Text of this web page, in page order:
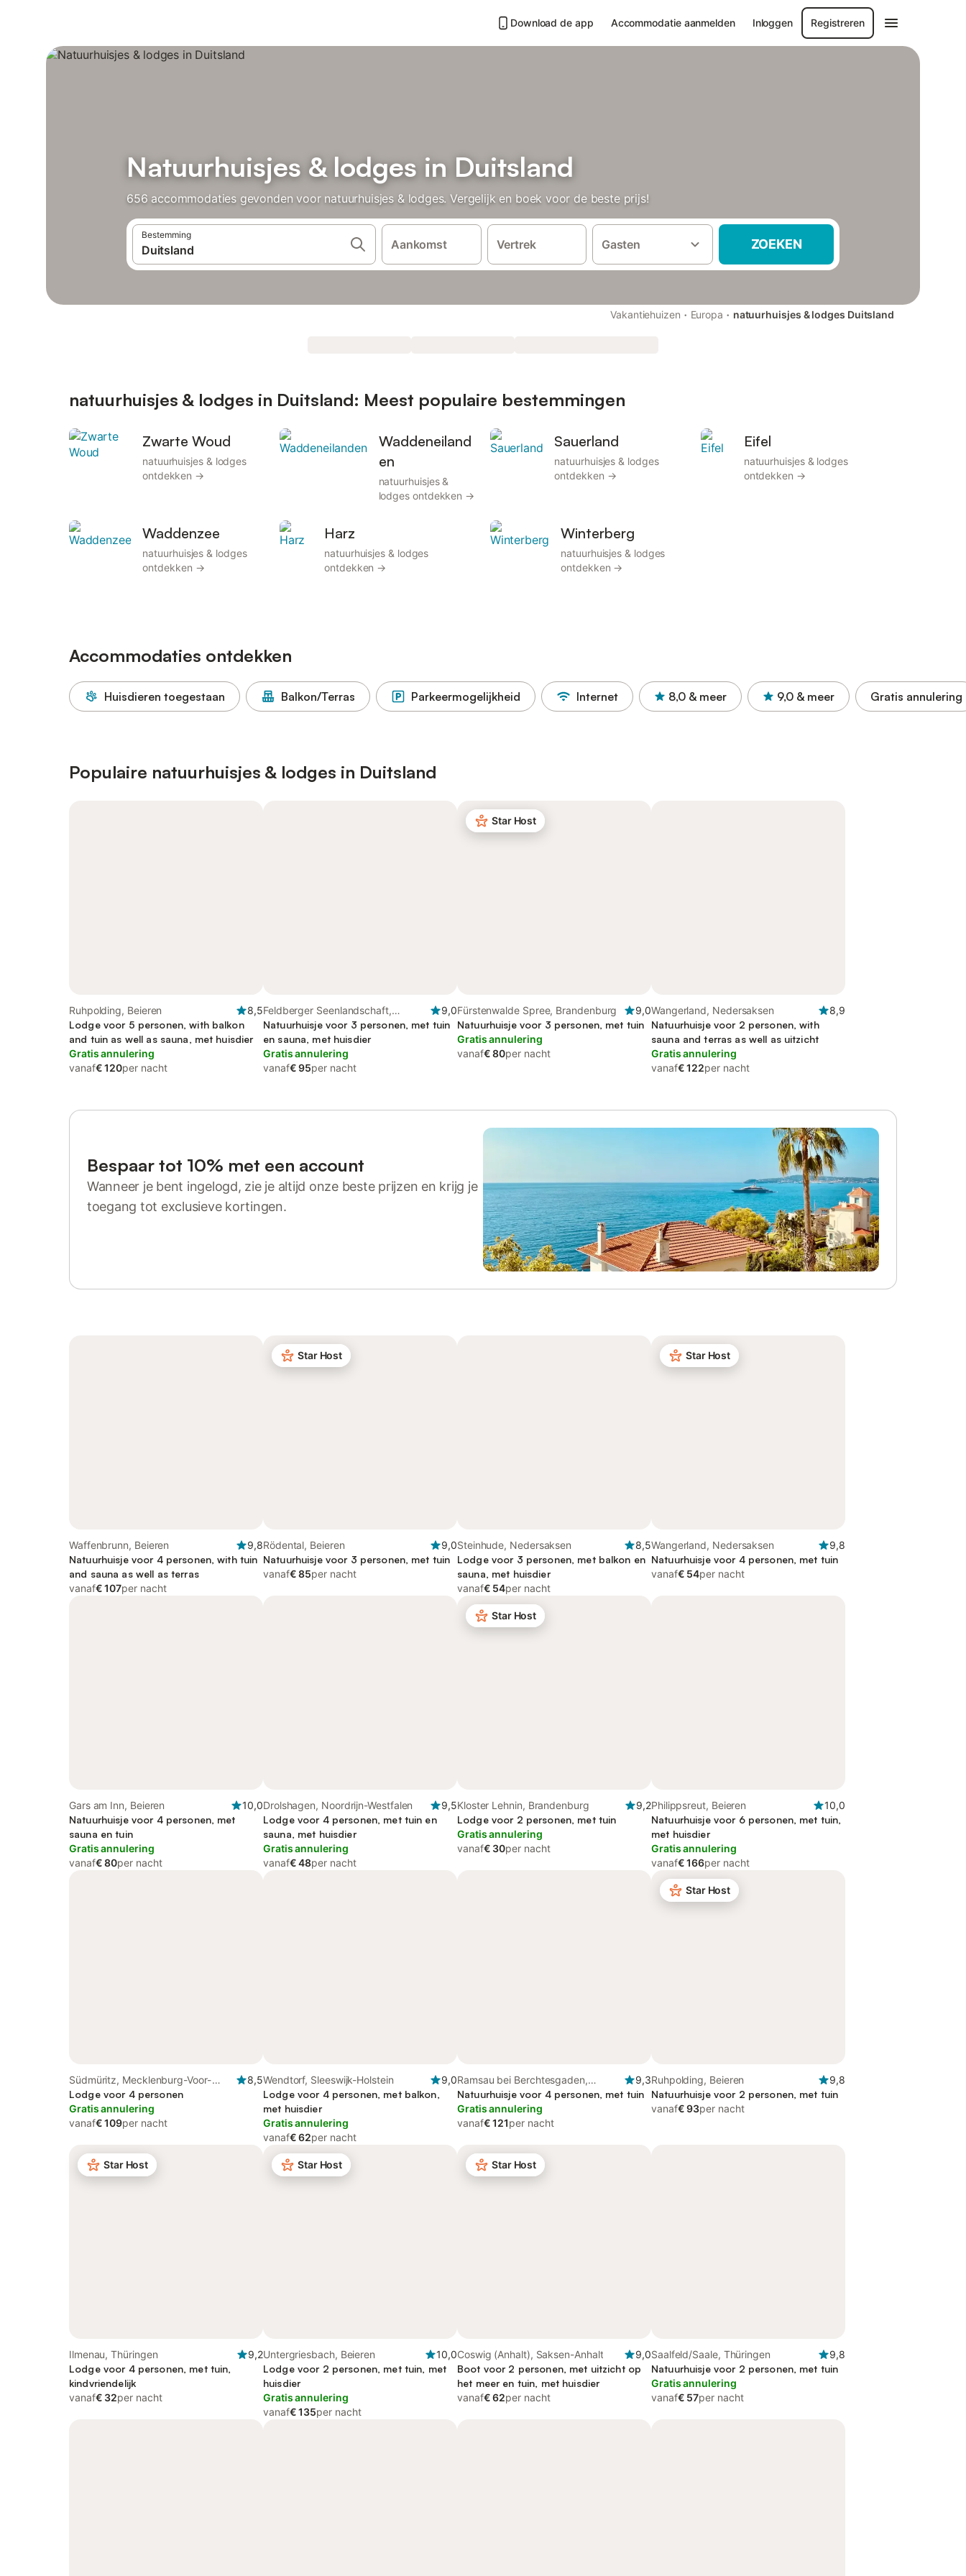
Download de app Accommodatie aanmelden Inloggen Registreren
Natuurhuisjes & lodges in Duitsland
656 accommodaties gevonden voor natuurhuisjes & lodges. Vergelijk en boek voor de beste prijs!
Bestemming
Aankomst Vertrek Gasten ZOEKEN
Vakantiehuizen · Europa · natuurhuisjes & lodges Duitsland
natuurhuisjes & lodges in Duitsland: Meest populaire bestemmingen
Zwarte Woud
natuurhuisjes & lodges
ontdekken →
Waddeneiland
en
natuurhuisjes &
lodges ontdekken →
Sauerland
natuurhuisjes & lodges
ontdekken →
Eifel
natuurhuisjes & lodges
ontdekken →
Waddenzee
natuurhuisjes & lodges
ontdekken →
Harz
natuurhuisjes & lodges
ontdekken →
Winterberg
natuurhuisjes & lodges
ontdekken →
Accommodaties ontdekken
Huisdieren toegestaan Balkon/Terras Parkeermogelijkheid Internet 8,0 & meer 9,0 & meer Gratis annulering
Populaire natuurhuisjes & lodges in Duitsland
Ruhpolding, Beieren
8,5
Lodge voor 5 personen, with balkon
and tuin as well as sauna, met huisdier
Gratis annulering
vanaf€ 120per nacht
Feldberger Seenlandschaft,
Mecklenburg-Voor-Pommeren
9,0
Natuurhuisje voor 3 personen, met tuin
en sauna, met huisdier
Gratis annulering
vanaf€ 95per nacht
Star Host
Fürstenwalde Spree, Brandenburg
9,0
Natuurhuisje voor 3 personen, met tuin
Gratis annulering
vanaf€ 80per nacht
Wangerland, Nedersaksen
8,9
Natuurhuisje voor 2 personen, with
sauna and terras as well as uitzicht
Gratis annulering
vanaf€ 122per nacht
Bespaar tot 10% met een account
Wanneer je bent ingelogd, zie je altijd onze beste prijzen en krijg je
toegang tot exclusieve kortingen.
Waffenbrunn, Beieren
9,8
Natuurhuisje voor 4 personen, with tuin
and sauna as well as terras
vanaf€ 107per nacht
Star Host
Rödental, Beieren
9,0
Natuurhuisje voor 3 personen, met tuin
vanaf€ 85per nacht
Steinhude, Nedersaksen
8,5
Lodge voor 3 personen, met balkon en
sauna, met huisdier
vanaf€ 54per nacht
Star Host
Wangerland, Nedersaksen
9,8
Natuurhuisje voor 4 personen, met tuin
vanaf€ 54per nacht
Gars am Inn, Beieren
10,0
Natuurhuisje voor 4 personen, met
sauna en tuin
Gratis annulering
vanaf€ 80per nacht
Drolshagen, Noordrijn-Westfalen
9,5
Lodge voor 4 personen, met tuin en
sauna, met huisdier
Gratis annulering
vanaf€ 48per nacht
Star Host
Kloster Lehnin, Brandenburg
9,2
Lodge voor 2 personen, met tuin
Gratis annulering
vanaf€ 30per nacht
Philippsreut, Beieren
10,0
Natuurhuisje voor 6 personen, met tuin,
met huisdier
Gratis annulering
vanaf€ 166per nacht
Südmüritz, Mecklenburg-Voor-
Pommeren
8,5
Lodge voor 4 personen
Gratis annulering
vanaf€ 109per nacht
Wendtorf, Sleeswijk-Holstein
9,0
Lodge voor 4 personen, met balkon,
met huisdier
Gratis annulering
vanaf€ 62per nacht
Ramsau bei Berchtesgaden,
Beieren
9,3
Natuurhuisje voor 4 personen, met tuin
Gratis annulering
vanaf€ 121per nacht
Star Host
Ruhpolding, Beieren
9,8
Natuurhuisje voor 2 personen, met tuin
vanaf€ 93per nacht
Star Host
Ilmenau, Thüringen
9,2
Lodge voor 4 personen, met tuin,
kindvriendelijk
vanaf€ 32per nacht
Star Host
Untergriesbach, Beieren
10,0
Lodge voor 2 personen, met tuin, met
huisdier
Gratis annulering
vanaf€ 135per nacht
Star Host
Coswig (Anhalt), Saksen-Anhalt
9,0
Boot voor 2 personen, met uitzicht op
het meer en tuin, met huisdier
vanaf€ 62per nacht
Saalfeld/Saale, Thüringen
9,8
Natuurhuisje voor 2 personen, met tuin
Gratis annulering
vanaf€ 57per nacht